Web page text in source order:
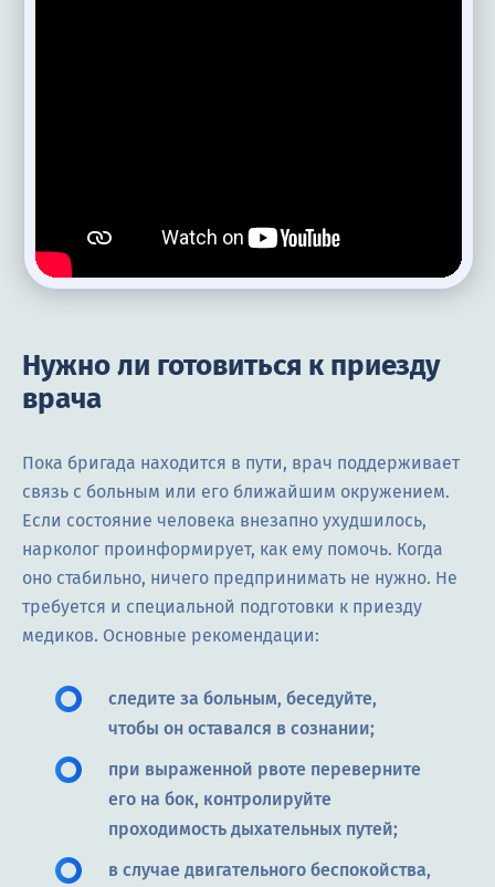
Нужно ли готовиться к приезду
врача
Пока бригада находится в пути, врач поддерживает
связь с больным или его ближайшим окружением.
Если состояние человека внезапно ухудшилось,
нарколог проинформирует, как ему помочь. Когда
оно стабильно, ничего предпринимать не нужно. Не
требуется и специальной подготовки к приезду
медиков. Основные рекомендации:
следите за больным, беседуйте,
чтобы он оставался в сознании;
при выраженной рвоте переверните
его на бок, контролируйте
проходимость дыхательных путей;
в случае двигательного беспокойства,